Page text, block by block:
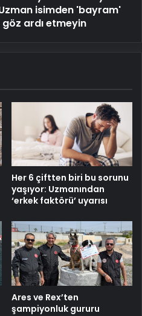
isimden 'bayram'
göz ardı etmeyin
Her 6 çiftten biri bu sorunu
yaşıyor: Uzmanından
‘erkek faktörü’ uyarısı
Ares ve Rex’ten
şampiyonluk gururu